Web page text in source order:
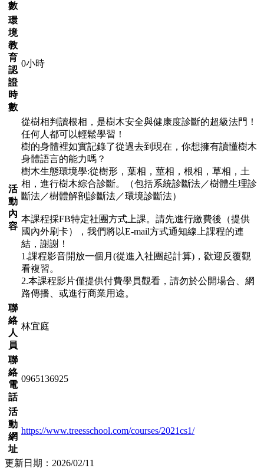
數
環
境
教
育
認
證
時
數
0小時
活
動
內
容
從樹相判讀根相，是樹木安全與健康度診斷的超級法門！
任何人都可以輕鬆學習！
樹的身體裡如實記錄了從過去到現在，你想擁有讀懂樹木
身體語言的能力嗎？
樹木生態環境學:從樹形，葉相，莖相，根相，草相，土
相，進行樹木綜合診斷。（包括系統診斷法／樹體生理診
斷法／樹體解剖診斷法／環境診斷法）
本課程採FB特定社團方式上課。請先進行繳費後（提供
國內外刷卡），我們將以E-mail方式通知線上課程的連
結，謝謝！
1.課程影音開放一個月(從進入社團起計算)，歡迎反覆觀
看複習。
2.本課程影片僅提供付費學員觀看，請勿於公開場合、網
路傳播、或進行商業用途。
聯
絡
人
員
林宜庭
聯
絡
電
話
0965136925
活
動
網
址
https://www.treesschool.com/courses/2021cs1/
更新日期：2026/02/11